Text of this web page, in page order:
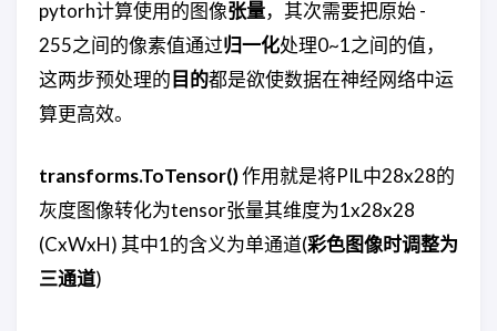
pytorh计算使用的图像张量，其次需要把原始 -
255之间的像素值通过归一化处理0~1之间的值，
这两步预处理的 目的都是欲使数据在神经网络中运
算更高效。
transforms.ToTensor()作用就是将PIL中28x28的
灰度图像转化为tensor张量其维度为1x28x28
(CxWxH) 其中1的含义为单通道(彩色图像时调整为
三通道)